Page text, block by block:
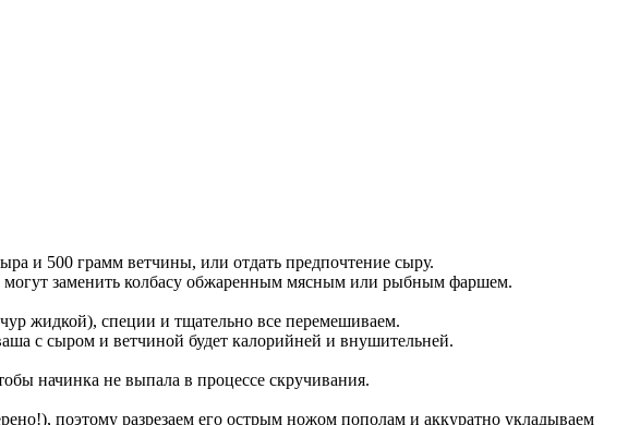
и 500 грамм ветчины, или отдать предпочтение сыру.
могут заменить колбасу обжаренным мясным или рыбным фаршем.
жидкой), специи и тщательно все перемешиваем.
с сыром и ветчиной будет калорийней и внушительней.
начинка не выпала в процессе скручивания.
поэтому разрезаем его острым ножом пополам и аккуратно укладываем